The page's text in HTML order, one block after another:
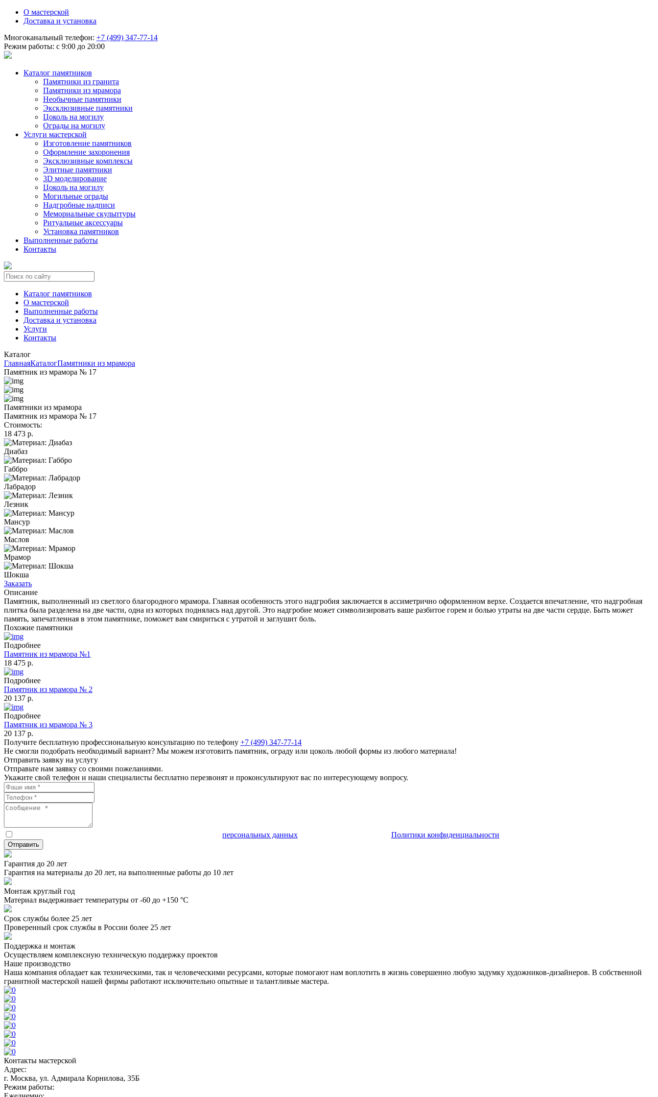
О мастерской
Доставка и установка
Многоканальный телефон: +7 (499) 347-77-14
Режим работы: с 9:00 до 20:00
Каталог памятников
Памятники из гранита
Памятники из мрамора
Необычные памятники
Эксклюзивные памятники
Цоколь на могилу
Ограды на могилу
Услуги мастерской
Изготовление памятников
Оформление захоронения
Эксклюзивные комплексы
Элитные памятники
3D моделирование
Цоколь на могилу
Могильные ограды
Надгробные надписи
Мемориальные скульптуры
Ритуальные аксессуары
Установка памятников
Выполненные работы
Контакты
Каталог памятников
О мастерской
Выполненные работы
Доставка и установка
Услуги
Контакты
Каталог
ГлавнаяКаталогПамятники из мрамора
Памятник из мрамора № 17
Памятники из мрамора
Памятник из мрамора № 17
Стоимость:
18 473 р.
Диабаз
Габбро
Лабрадор
Лезник
Мансур
Маслов
Мрамор
Шокша
Заказать
Описание
Памятник, выполненный из светлого благородного мрамора. Главная особенность этого надгробия заключается в ассиметрично оформленном верхе. Создается впечатление, что надгробная
плитка была разделена на две части, одна из которых поднялась над другой. Это надгробие может символизировать ваше разбитое горем и болью утраты на две части сердце. Быть может
память, запечатленная в этом памятнике, поможет вам смириться с утратой и заглушит боль.
Похожие памятники
Подробнее
Памятник из мрамора №1
18 475 р.
Подробнее
Памятник из мрамора № 2
20 137 р.
Подробнее
Памятник из мрамора № 3
20 137 р.
Получите бесплатную профессиональную консультацию по телефону +7 (499) 347-77-14
Не смогли подобрать необходимый вариант? Мы можем изготовить памятник, ограду или цоколь любой формы из любого материала!
Отправить заявку на услугу
Отправьте нам заявку со своими пожеланиями.
Укажите свой телефон и наши специалисты бесплатно перезвонят и проконсультируют вас по интересующему вопросу.
персональных данных Политики конфиденциальности
Отправить
Гарантия до 20 лет
Гарантия на материалы до 20 лет, на выполненные работы до 10 лет
Монтаж круглый год
Материал выдерживает температуры от -60 до +150 °C
Срок службы более 25 лет
Проверенный срок службы в России более 25 лет
Поддержка и монтаж
Осуществляем комплексную техническую поддержку проектов
Наше производство
Наша компания обладает как техническими, так и человеческими ресурсами, которые помогают нам воплотить в жизнь совершенно любую задумку художников-дизайнеров. В собственной
гранитной мастерской нашей фирмы работают исключительно опытные и талантливые мастера.
Контакты мастерской
Адрес:
г. Москва, ул. Адмирала Корнилова, 35Б
Режим работы: